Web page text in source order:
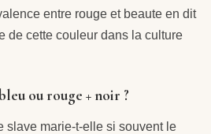
entre rouge et beaute en dit
de cette couleur dans la culture
ou rouge + noir ?
slave marie-t-elle si souvent le